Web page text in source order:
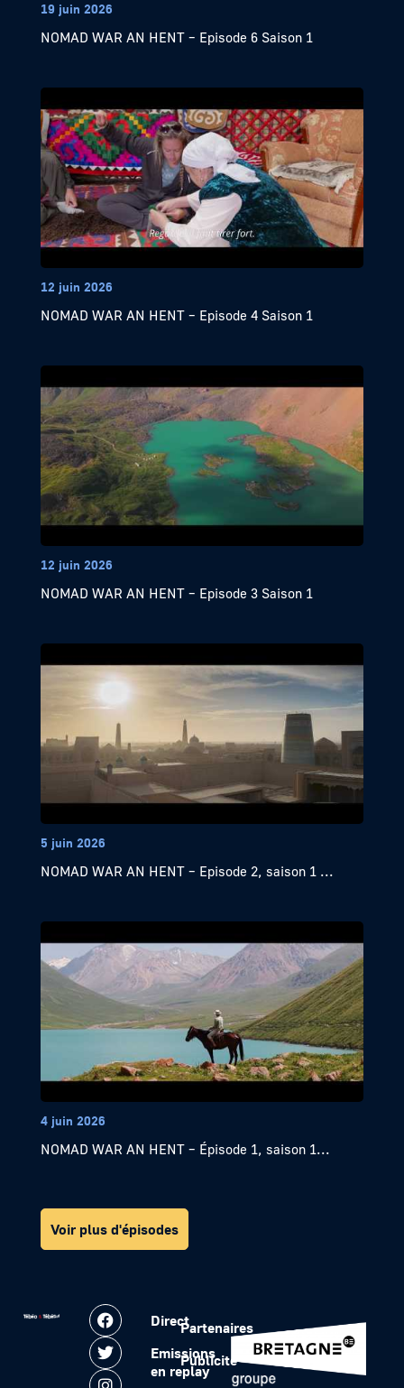
19 juin 2026
NOMAD WAR AN HENT – Episode 6 Saison 1
12 juin 2026
NOMAD WAR AN HENT – Episode 4 Saison 1
12 juin 2026
NOMAD WAR AN HENT – Episode 3 Saison 1
5 juin 2026
NOMAD WAR AN HENT – Episode 2, saison 1 ...
4 juin 2026
NOMAD WAR AN HENT – Épisode 1, saison 1...
Voir plus d'épisodes
Direct
Emissions
en replay
Partenaires
Publicité